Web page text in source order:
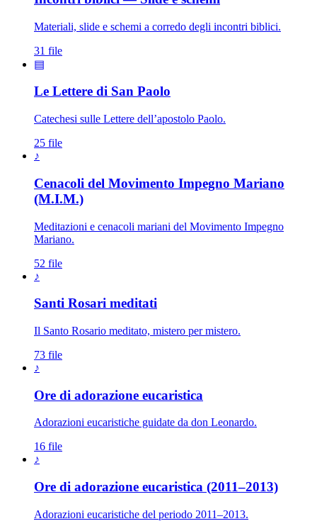
Materiali, slide e schemi a corredo degli incontri biblici.
31 file
▤
Le Lettere di San Paolo
Catechesi sulle Lettere dell’apostolo Paolo.
25 file
♪
Cenacoli del Movimento Impegno Mariano
(M.I.M.)
Meditazioni e cenacoli mariani del Movimento Impegno
Mariano.
52 file
♪
Santi Rosari meditati
Il Santo Rosario meditato, mistero per mistero.
73 file
♪
Ore di adorazione eucaristica
Adorazioni eucaristiche guidate da don Leonardo.
16 file
♪
Ore di adorazione eucaristica (2011–2013)
Adorazioni eucaristiche del periodo 2011–2013.